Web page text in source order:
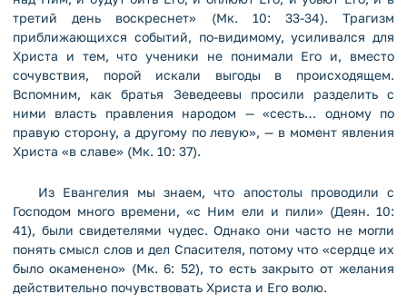
третий день воскреснет» (Мк. 10: 33-34). Трагизм
приближающихся событий, по-видимому, усиливался для
Христа и тем, что ученики не понимали Его и, вместо
сочувствия, порой искали выгоды в происходящем.
Вспомним, как братья Зеведеевы просили разделить с
ними власть правления народом — «сесть… одному по
правую сторону, а другому по левую», — в момент явления
Христа «в славе» (Мк. 10: 37).
Из Евангелия мы знаем, что апостолы проводили с
Господом много времени, «с Ним ели и пили» (Деян. 10:
41), были свидетелями чудес. Однако они часто не могли
понять смысл слов и дел Спасителя, потому что «сердце их
было окаменено» (Мк. 6: 52), то есть закрыто от желания
действительно почувствовать Христа и Его волю.